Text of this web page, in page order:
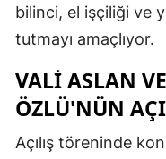
bilinci, el işçiliği ve
tutmayı amaçlıyor.
VALI ASLAN
ÖZLÜ'NÜN
Açılış töreninde